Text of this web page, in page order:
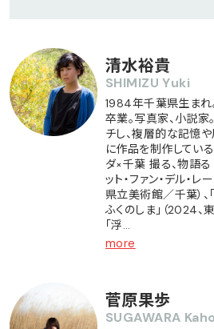
清水裕貴
SHIMIZU Yuki
1984年千葉県生ま
卒業。写真家、小説
チし、複層的な記憶
に作品を制作してい
ダ×千葉 撮る、物語る
ット・ファン・デル・
県立美術館／千葉）
ふくのしま」（2024、
「浮…
more
菅原果歩
SUGAWARA Kaho